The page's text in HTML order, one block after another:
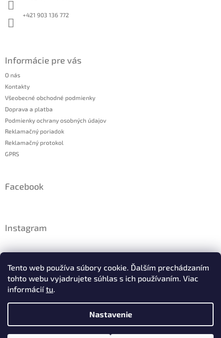
Tento web používa súbory cookie. Ďalším prechádzaním
tohto webu vyjadrujete súhlas s ich používaním. Viac
informáciítu.
Nastavenie
+421 903 136 772
Informácie pre vás
O nás
Kontakty
Všeobecné obchodné podmienky
Doprava a platba
Podmienky ochrany osobných údajov
Reklamačný poriadok
Reklamačný protokol
GPRS
Facebook
Instagram
Sledovať na Instagrame